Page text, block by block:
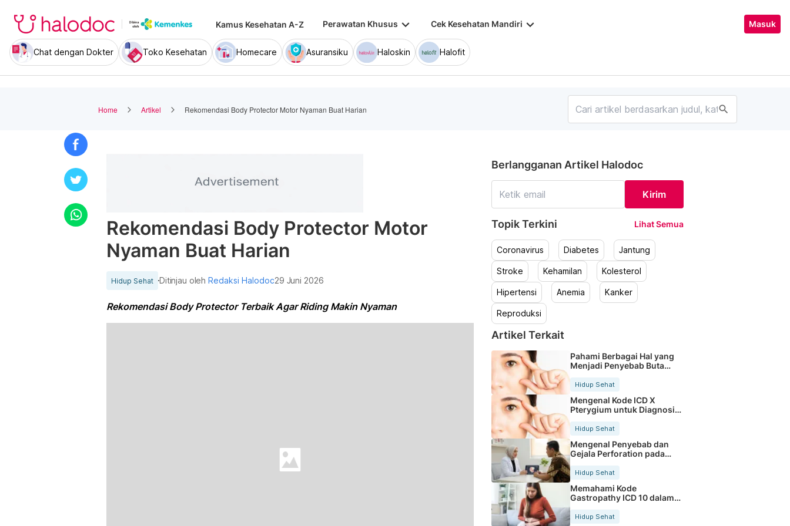
Kamus Kesehatan A-Z Perawatan Khusus keyboard_arrow_down Cek Kesehatan Mandiri keyboard_arrow_down Masuk
Chat dengan Dokter Toko Kesehatan Homecare Asuransiku Haloskin Halofit
Home Artikel Rekomendasi Body Protector Motor Nyaman Buat Harian search
Rekomendasi Body Protector Motor
Nyaman Buat Harian
Hidup Sehat Ditinjau olehRedaksi Halodoc29 Juni 2026
Rekomendasi Body Protector Terbaik Agar Riding Makin Nyaman
Berlangganan Artikel Halodoc
Kirim
Topik Terkini Lihat Semua
Coronavirus Diabetes Jantung
Stroke Kehamilan Kolesterol
Hipertensi Anemia Kanker
Reproduksi
Artikel Terkait
Pahami Berbagai Hal yang
Menjadi Penyebab Buta
Hidup Sehat
Mengenal Kode ICD X
Pterygium untuk Diagnosis
Hidup Sehat
Mengenal Penyebab dan
Gejala Perforation pada
Tubuh
Hidup Sehat
Memahami Kode
Gastropathy ICD 10 dalam
Rekam Medis Pasien
Hidup Sehat